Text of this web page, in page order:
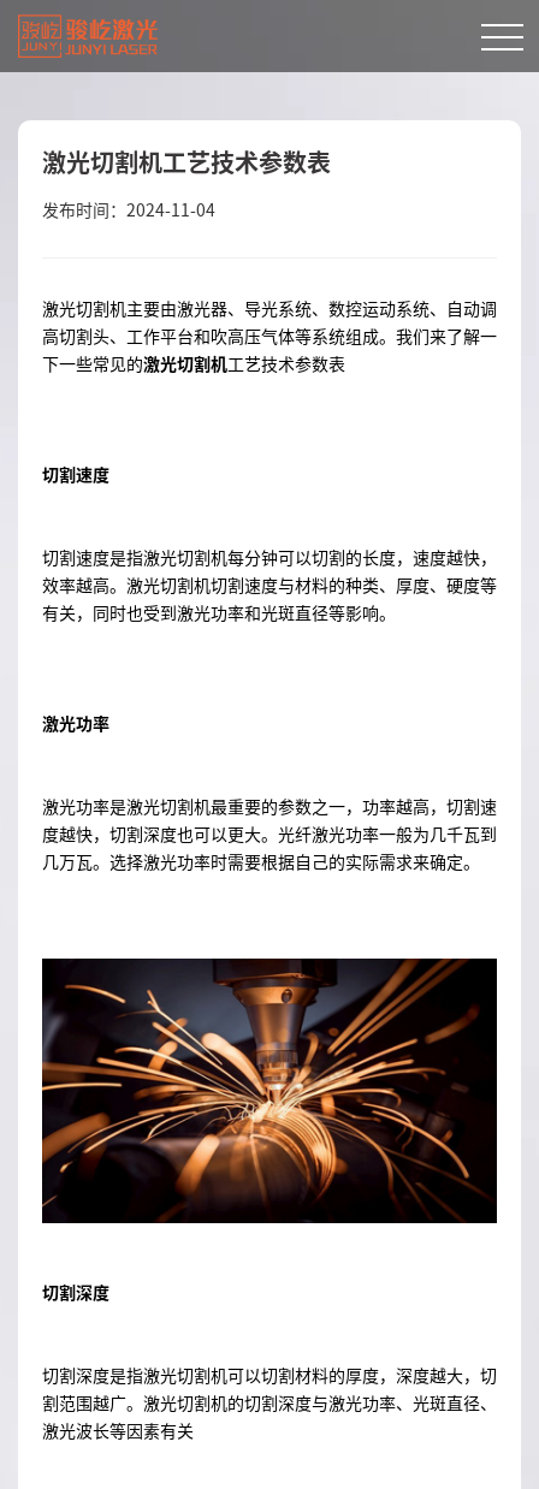
激光切割机工艺技术参数表
发布时间：2024-11-04
激光切割机主要由激光器、导光系统、数控运动系统、自动调
高切割头、工作平台和吹高压气体等系统组成。我们来了解一
下一些常见的激光切割机工艺技术参数表
切割速度
切割速度是指激光切割机每分钟可以切割的长度，速度越快，
效率越高。激光切割机切割速度与材料的种类、厚度、硬度等
有关，同时也受到激光功率和光斑直径等影响。
激光功率
激光功率是激光切割机最重要的参数之一，功率越高，切割速
度越快，切割深度也可以更大。光纤激光功率一般为几千瓦到
几万瓦。选择激光功率时需要根据自己的实际需求来确定。
切割深度
切割深度是指激光切割机可以切割材料的厚度，深度越大，切
割范围越广。激光切割机的切割深度与激光功率、光斑直径、
激光波长等因素有关